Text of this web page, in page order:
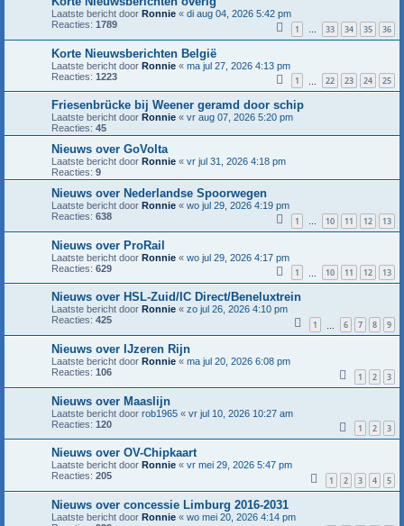
Laatste bericht door Ronnie « di aug 04, 2026 5:42 pm
Reacties: 1789 1 33 34 35 36
Korte Nieuwsberichten België
Laatste bericht door Ronnie « ma jul 27, 2026 4:13 pm
Reacties: 1223 1 22 23 24 25
Friesenbrücke bij Weener geramd door schip
Laatste bericht door Ronnie « vr aug 07, 2026 5:20 pm
Reacties: 45
Nieuws over GoVolta
Laatste bericht door Ronnie « vr jul 31, 2026 4:18 pm
Reacties: 9
Nieuws over Nederlandse Spoorwegen
Laatste bericht door Ronnie « wo jul 29, 2026 4:19 pm
Reacties: 638 1 … 10 11 12 13
Nieuws over ProRail
Laatste bericht door Ronnie « wo jul 29, 2026 4:17 pm
Reacties: 629 1 10 11 12 13
Nieuws over HSL-Zuid/IC Direct/Beneluxtrein
Laatste bericht door Ronnie « zo jul 26, 2026 4:10 pm
Reacties: 425 1 6 7 8 9
Nieuws over IJzeren Rijn
Laatste bericht door Ronnie « ma jul 20, 2026 6:08 pm
Reacties: 106 1 2 3
Nieuws over Maaslijn
Laatste bericht door rob1965 « vr jul 10, 2026 10:27 am
Reacties: 120 1 2 3
Nieuws over OV-Chipkaart
Laatste bericht door Ronnie « vr mei 29, 2026 5:47 pm
Reacties: 205 1 2 3 4 5
Nieuws over concessie Limburg 2016-2031
Laatste bericht door Ronnie « wo mei 20, 2026 4:14 pm